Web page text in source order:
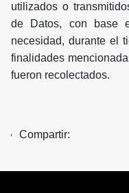
utilizados o
de Datos, con base
necesidad, durante el
finalidades
fueron recolectados.
Compartir: